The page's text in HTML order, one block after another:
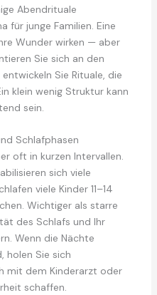
Abendrituale
für junge Familien. Eine
Wunder wirken — aber
Sie sich an den
Sie Rituale, die
klein wenig Struktur kann
sein.
Schlafphasen
oft in kurzen Intervallen.
sich viele
viele Kinder 11–14
Wichtiger als starre
des Schlafs und Ihr
Wenn die Nächte
holen Sie sich
mit dem Kinderarzt oder
schaffen.